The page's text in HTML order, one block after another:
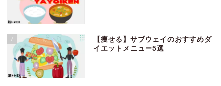
7
【痩せる】サブウェイのおすすめダ
イエットメニュー5選